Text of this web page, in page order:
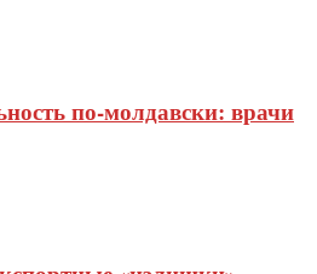
по-молдавски: врачи